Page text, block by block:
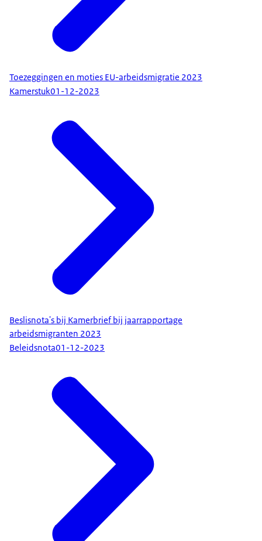
Toezeggingen en moties EU-arbeidsmigratie 2023
Kamerstuk01-12-2023
Beslisnota's bij Kamerbrief bij jaarrapportage
arbeidsmigranten 2023
Beleidsnota01-12-2023